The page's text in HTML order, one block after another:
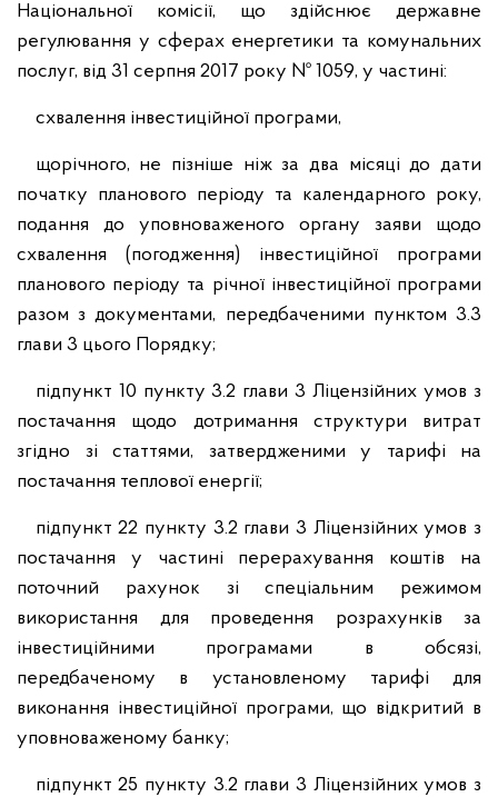
Національної комісії, що здійснює державне
регулювання у сферах енергетики та комунальних
послуг, від 31 серпня 2017 року № 1059, у частині:
схвалення інвестиційної програми,
щорічного, не пізніше ніж за два місяці до дати
початку планового періоду та календарного року,
подання до уповноваженого органу заяви щодо
схвалення (погодження) інвестиційної програми
планового періоду та річної інвестиційної програми
разом з документами, передбаченими пунктом 3.3
глави 3 цього Порядку;
підпункт 10 пункту 3.2 глави 3 Ліцензійних умов з
постачання щодо дотримання структури витрат
згідно зі статтями, затвердженими у тарифі на
постачання теплової енергії;
підпункт 22 пункту 3.2 глави 3 Ліцензійних умов з
постачання у частині перерахування коштів на
поточний рахунок зі спеціальним режимом
використання для проведення розрахунків за
інвестиційними програмами в обсязі,
передбаченому в установленому тарифі для
виконання інвестиційної програми, що відкритий в
уповноваженому банку;
підпункт 25 пункту 3.2 глави 3 Ліцензійних умов з